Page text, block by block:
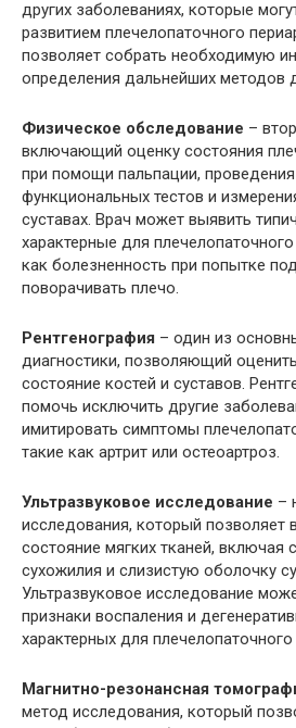
других заболеваниях, которые
развитием плечелопаточного
позволяет собрать необходимую
определения дальнейших методов
Физическое обследование –
включающий оценку состояния
при помощи пальпации,
функциональных тестов и
суставах. Врач может выявить
характерные для плечелопаточного
как болезненность при попытке
поворачивать плечо.
Рентгенография – один из
диагностики, позволяющий оценить
состояние костей и суставов.
помочь исключить другие
имитировать симптомы
такие как артрит или остеоартроз.
Ультразвуковое исследование –
исследования, который позволяет
состояние мягких тканей, включая
сухожилия и слизистую оболочку
Ультразвуковое исследование
признаки воспаления и
характерных для плечелопаточного
Магнитно-резонансная
метод исследования, который